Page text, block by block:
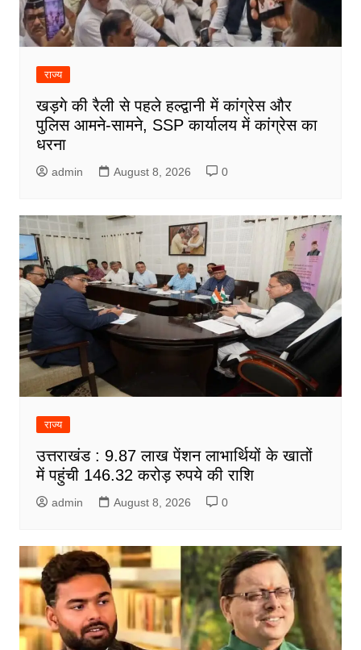
राज्य
खड़गे की रैली से पहले हल्द्वानी में कांग्रेस और
पुलिस आमने-सामने, SSP कार्यालय में कांग्रेस का
धरना
admin August 8, 2026 0
राज्य
उत्तराखंड : 9.87 लाख पेंशन लाभार्थियों के खातों
में पहुंची 146.32 करोड़ रुपये की राशि
admin August 8, 2026 0